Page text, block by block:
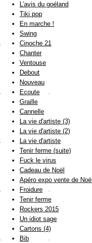
L'avis du goéland
Tiki pop
En marche !
Swing
Cinoche 21
Chanter
Ventouse
Debout
Nouveau
Ecoute
Graille
Cannelle
La vie d'artiste (3)
La vie d'artiste (2)
La vie d'artiste
Tenir ferme (suite)
Fuck le virus
Cadeau de Noël
Apéro expo vente de Noël
Froidure
Tenir ferme
Rockers 2015
Un idiot sage
Cartons (4)
Bib